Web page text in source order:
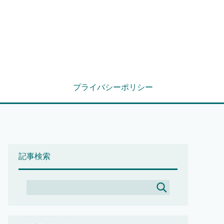
プライバシーポリシー
記事検索